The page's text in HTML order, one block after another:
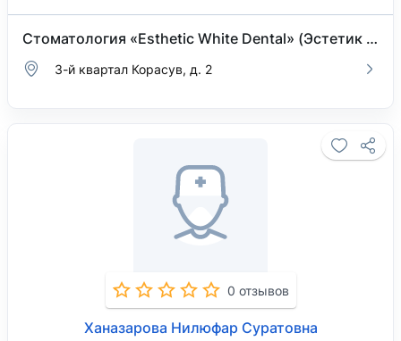
Стоматология «Esthetic White Dental» (Эстетик Вайт Дентал)
3-й квартал Корасув, д. 2
0 отзывов
Ханазарова Нилюфар Суратовна